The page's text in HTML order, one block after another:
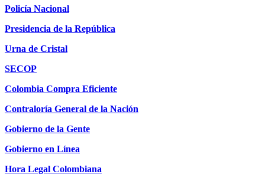
Policía Nacional
Presidencia de la República
Urna de Cristal
SECOP
Colombia Compra Eficiente
Contraloría General de la Nación
Gobierno de la Gente
Gobierno en Línea
Hora Legal Colombiana